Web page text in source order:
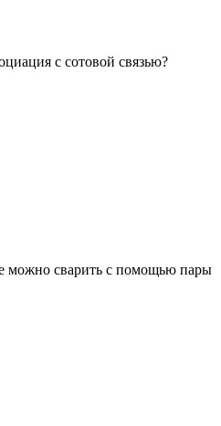
с сотовой связью?
можно сварить с помощью пары